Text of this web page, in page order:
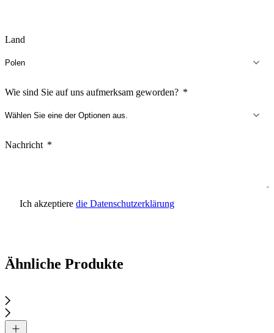
Land
Wie sind Sie auf uns aufmerksam geworden?
Nachricht
Ich akzeptiere die Datenschutzerklärung
Ähnliche Produkte